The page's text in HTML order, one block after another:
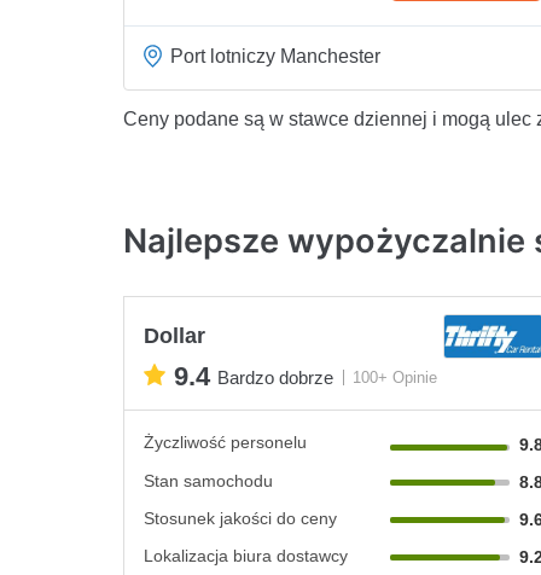
Port lotniczy Manchester
Ceny podane są w stawce dziennej i mogą ulec
Najlepsze wypożyczalnie
Dollar
9.4 Bardzo dobrze 100+ Opinie
Życzliwość personelu
Stan samochodu
Stosunek jakości do ceny
Lokalizacja biura dostawcy